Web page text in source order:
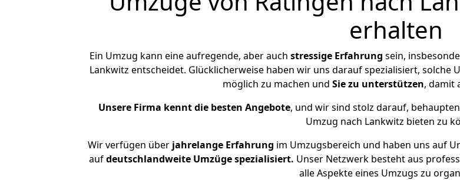
erhalten
Ein Umzug kann eine aufregende, aber auch stressige Erfahrung sein,
Lankwitz entscheidet. Glücklicherweise haben wir uns darauf spezialisiert, solche
möglich zu machen und Sie zu unterstützen, damit
Unsere Firma kennt die besten Angebote, und wir sind stolz darauf,
Umzug nach Lankwitz bieten zu
Wir verfügen überjahrelange Erfahrung im Umzugsbereich und haben uns auf
aufdeutschlandweite Umzüge spezialisiert. Unser Netzwerk besteht aus
alle Aspekte eines Umzugs zu